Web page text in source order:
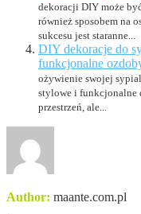
dekoracji DIY może
również sposobem na
sukcesu jest staranne...
DIY dekoracje do
funkcjonalne
ożywienie swojej
stylowe i funkcjonalne
przestrzeń, ale...
Author: maante.com.pl